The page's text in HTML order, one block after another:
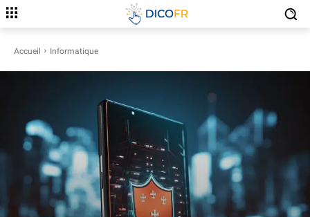
Accueil Informatique